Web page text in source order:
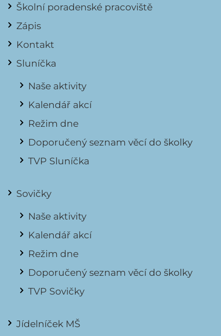
Školní poradenské pracoviště
Zápis
Kontakt
Sluníčka
Naše aktivity
Kalendář akcí
Režim dne
Doporučený seznam věcí do školky
TVP Sluníčka
Sovičky
Naše aktivity
Kalendář akcí
Režim dne
Doporučený seznam věcí do školky
TVP Sovičky
Jídelníček MŠ